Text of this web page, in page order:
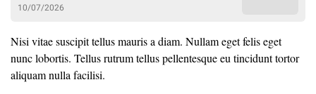
10/07/2026
Nisi vitae suscipit tellus mauris a diam. Nullam eget felis eget
nunc lobortis. Tellus rutrum tellus pellentesque eu tincidunt tortor
aliquam nulla facilisi.